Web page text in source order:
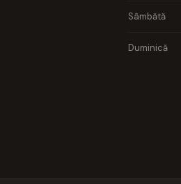
Sâmbătă
Duminică